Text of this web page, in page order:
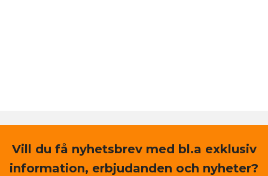
Vill du få nyhetsbrev med bl.a exklusiv
information, erbjudanden och nyheter?